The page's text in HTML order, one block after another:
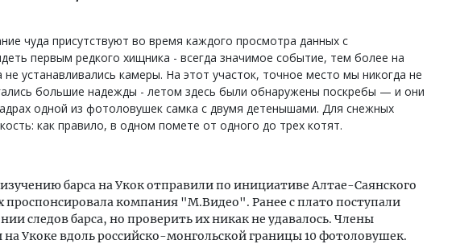
чуда присутствуют во время каждого просмотра данных с
первым редкого хищника - всегда значимое событие, тем более на
не устанавливались камеры. На этот участок, точное место мы никогда не
большие надежды - летом здесь были обнаружены поскребы — и они
одной из фотоловушек самка с двумя детенышами. Для снежных
как правило, в одном помете от одного до трех котят.
барса на Укок отправили по инициативе Алтае-Саянского
проспонсировала компания "М.Видео". Ранее с плато поступали
следов барса, но проверить их никак не удавалось. Члены
Укоке вдоль российско-монгольской границы 10 фотоловушек.